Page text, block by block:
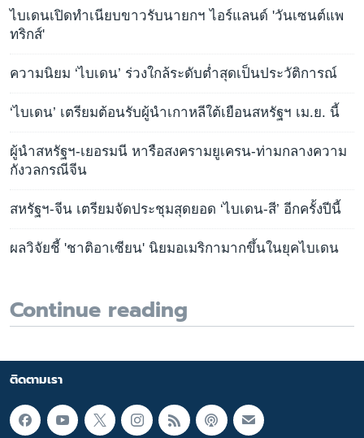
ไบเดนเปิดทำเนียบขาวรับนายกฯ ไอร์แลนด์ 'วันเซนต์แพ
ทริกส์'
ความนิยม ‘ไบเดน’ ร่วงใกล้ระดับต่ำสุดเป็นประวัติการณ์
‘ไบเดน’ เตรียมต้อนรับผู้นำเกาหลีใต้เยือนสหรัฐฯ เม.ย. นี้
ผู้นำสหรัฐฯ-เยอรมนี หารือสงครามยูเครน-ท่ามกลางความ
กังวลกรณีจีน
สหรัฐฯ-จีน เตรียมจัดประชุมสุดยอด ‘ไบเดน-สี’ อีกครั้งปีนี้
ผลวิจัยชี้ 'ชาติอาเซียน' นิยมอเมริกามากขึ้นในยุคไบเดน
Continue reading
ติดตามเรา